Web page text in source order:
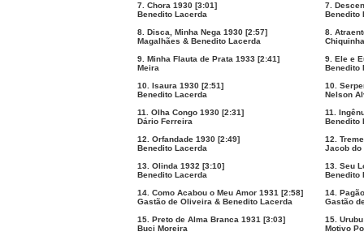
7. Chora 1930 [3:01]
Benedito Lacerda
8. Disca, Minha Nega 1930 [2:57]
Magalhães & Benedito Lacerda
9. Minha Flauta de Prata 1933 [2:41]
Meira
10. Isaura 1930 [2:51]
Benedito Lacerda
11. Olha Congo 1930 [2:31]
Dário Ferreira
12. Orfandade 1930 [2:49]
Benedito Lacerda
13. Olinda 1932 [3:10]
Benedito Lacerda
14. Como Acabou o Meu Amor 1931 [2:58]
Gastão de Oliveira & Benedito Lacerda
15. Preto de Alma Branca 1931 [3:03]
Buci Moreira
7.
Benedito
8.
9. Ele e
Benedito
10.
Nelson
11.
Benedito
12.
Jacob do
13. Seu
Benedito
14.
Gastão
15.
Motivo